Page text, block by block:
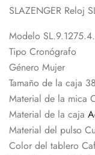
SLAZENGER Reloj
Modelo
Tipo Cronógrafo
Género Mujer
Tamaño de la caja
Material de la mica
Material de la caja
Material del pulso
Color del tablero